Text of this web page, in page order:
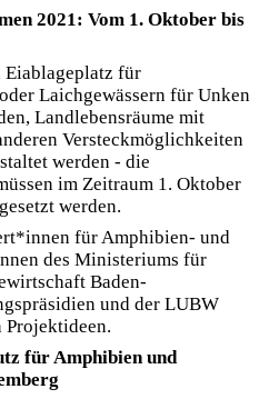
2021: Vom 1. Oktober bis
Eiablageplatz für
Laichgewässern für Unken
Landlebensräume mit
Versteckmöglichkeiten
werden - die
im Zeitraum 1. Oktober
werden.
für Amphibien- und
des Ministeriums für
Baden-
und der LUBW
Projektideen.
für Amphibien und